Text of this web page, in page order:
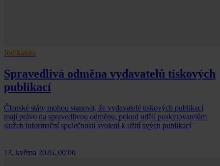
Judikatura
Spravedlivá odměna vydavatelů tiskových
publikací
Členské státy mohou stanovit, že vydavatelé tiskových publikací
mají právo na spravedlivou odměnu, pokud udělí poskytovatelům
služeb informační společnosti svolení k užití svých publikací
13. května 2026, 00:00